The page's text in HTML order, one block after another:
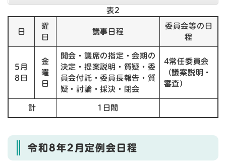
表2
日
曜
日
議事日程
委員会等の日
程
5月
8日
金
曜
日
開会・議席の指定・会期の
決定・提案説明・質疑・委
員会付託・委員長報告・質
疑・討論・採決・閉会
4常任委員会
（議案説明・
審査）
計 1日間
令和8年2月定例会日程